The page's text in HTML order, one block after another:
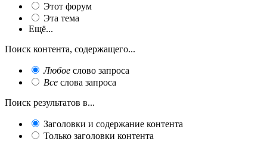
Этот форум
Эта тема
Ещё...
Поиск контента, содержащего...
Любое слово запроса
Все слова запроса
Поиск результатов в...
Заголовки и содержание контента
Только заголовки контента